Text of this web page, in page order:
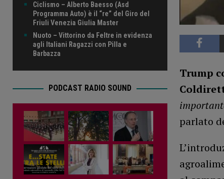
Trump
parlato
Ciclismo – Alberto Baesso (Asd
Programma Auto) è il “re” del Giro del
Friuli Venezia Giulia Master
Nuoto – Vittorino da Feltre in evidenza
agli Italiani Ragazzi con Pilla e
Barbazza
PODCAST RADIO SOUND